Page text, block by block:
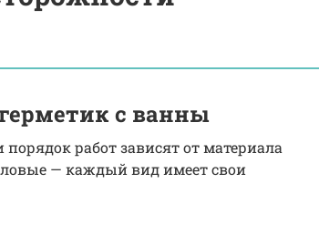
с ванны
работ зависят от материала
— каждый вид имеет свои